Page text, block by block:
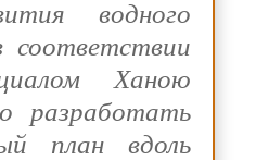
водного
соответствии
Ханою
разработать
план вдоль